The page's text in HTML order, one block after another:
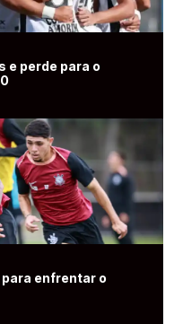
e perde para o
enfrentar o